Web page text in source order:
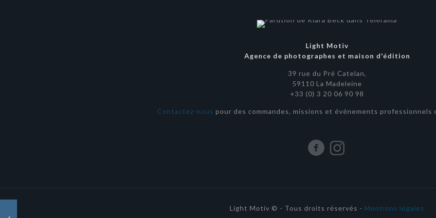
Light Motiv
Agence de photographes et maison d'édition
39 rue du Pré Catelan,
59110 La Madeleine
+33 (0) 3 20 06 90 98
Contactez-nous pour des commandes, missions et événements
Light Motiv © - Tous droits réservés - Mentions légales